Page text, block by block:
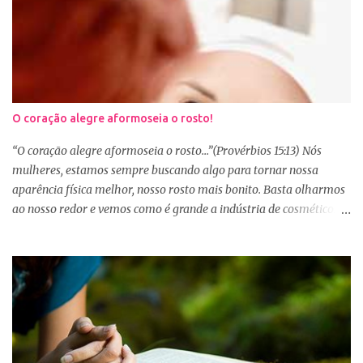
O coração alegre aformoseia o rosto!
“O coração alegre aformoseia o rosto...”(Provérbios 15:13) Nós
mulheres, estamos sempre buscando algo para tornar nossa
aparência física melhor, nosso rosto mais bonito. Basta olharmos
ao nosso redor e vemos como é grande a indústria de cosméticos e
se maquiar e testam produtos. Não é errado gostar de se cuidar e
buscar conhecimento de como ficar mais bonita e atraente. Eu
também gosto de maquiagem e dicas de beleza, no entanto,
precisamos cuidar primeiramente da nossa beleza interior. A
verdade é que, muitas de nós buscamos de forma desenfreada